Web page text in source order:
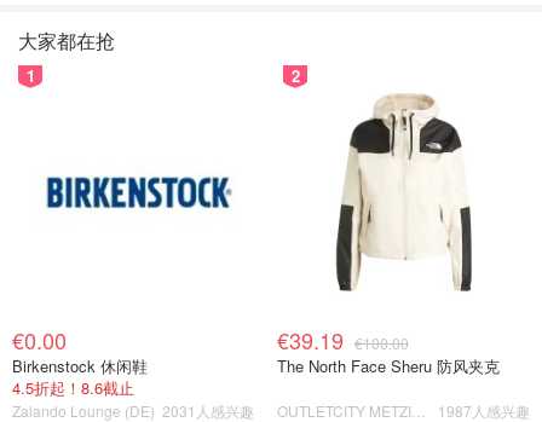
大家都在抢
1
€0.00
Birkenstock 休闲鞋
4.5折起！8.6截止
Zalando Lounge (DE) 2031人感兴趣
2
€39.19 €100.00
The North Face Sheru 防风夹克
1987人感兴趣